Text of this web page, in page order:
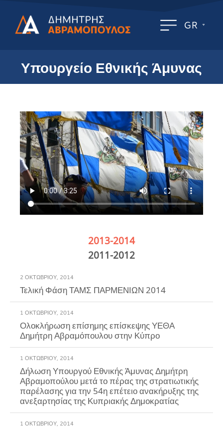
GR
Υπουργείο Εθνικής Άμυνας
2013-2014
2011-2012
2 ΟΚΤΩΒΡΊΟΥ, 2014
Τελική Φάση ΤΑΜΣ ΠΑΡΜΕΝΙΩΝ 2014
1 ΟΚΤΩΒΡΊΟΥ, 2014
Ολοκλήρωση επίσημης επίσκεψης ΥΕΘΑ
Δημήτρη Αβραμόπουλου στην Κύπρο
1 ΟΚΤΩΒΡΊΟΥ, 2014
Δήλωση Υπουργού Εθνικής Άμυνας Δημήτρη
Αβραμοπούλου μετά το πέρας της στρατιωτικής
παρέλασης για την 54η επέτειο ανακήρυξης της
ανεξαρτησίας της Κυπριακής Δημοκρατίας
1 ΟΚΤΩΒΡΊΟΥ, 2014